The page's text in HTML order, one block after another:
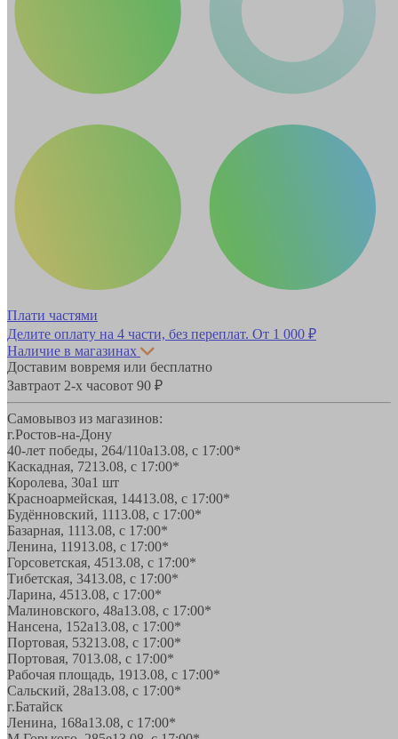
Плати частями
Делите оплату на 4 части, без переплат. От 1 000 ₽
Наличие в магазинах
Доставим вовремя или бесплатно
Завтраот 2-х часовот 90 ₽
Самовывоз из магазинов:
г.Ростов-на-Дону
40-лет победы, 264/110а13.08, с 17:00*
Каскадная, 7213.08, с 17:00*
Королева, 30а1 шт
Красноармейская, 14413.08, с 17:00*
Будённовский, 1113.08, с 17:00*
Базарная, 1113.08, с 17:00*
Ленина, 11913.08, с 17:00*
Горсоветская, 4513.08, с 17:00*
Тибетская, 3413.08, с 17:00*
Ларина, 4513.08, с 17:00*
Малиновского, 48а13.08, с 17:00*
Нансена, 152а13.08, с 17:00*
Портовая, 53213.08, с 17:00*
Портовая, 7013.08, с 17:00*
Рабочая площадь, 1913.08, с 17:00*
Сальский, 28a13.08, с 17:00*
г.Батайск
Ленина, 168а13.08, с 17:00*